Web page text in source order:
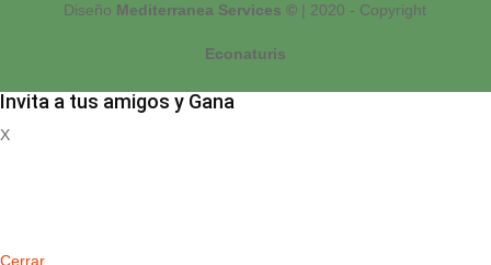
Diseño Mediterranea Services © | 2020 - Copyright
Econaturis
Invita a tus amigos y Gana
X
Cerrar